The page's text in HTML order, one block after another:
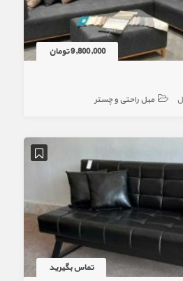
9,800,000 تومان
مبل راحتی و چستر
تماس بگیرید